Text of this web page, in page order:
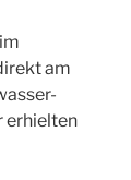
am
erhielten